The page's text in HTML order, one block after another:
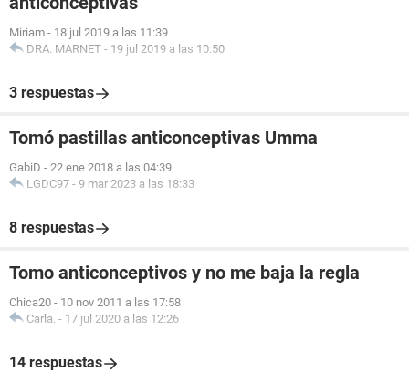
Miriam - 18 jul 2019 a las 11:39
DRA. MARNET - 19 jul 2019 a las 10:50
3 respuestas
Tomó pastillas anticonceptivas Umma
GabiD - 22 ene 2018 a las 04:39
LGDC97 - 9 mar 2023 a las 18:33
8 respuestas
Tomo anticonceptivos y no me baja la regla
Chica20 - 10 nov 2011 a las 17:58
Carla. - 17 jul 2020 a las 12:26
14 respuestas